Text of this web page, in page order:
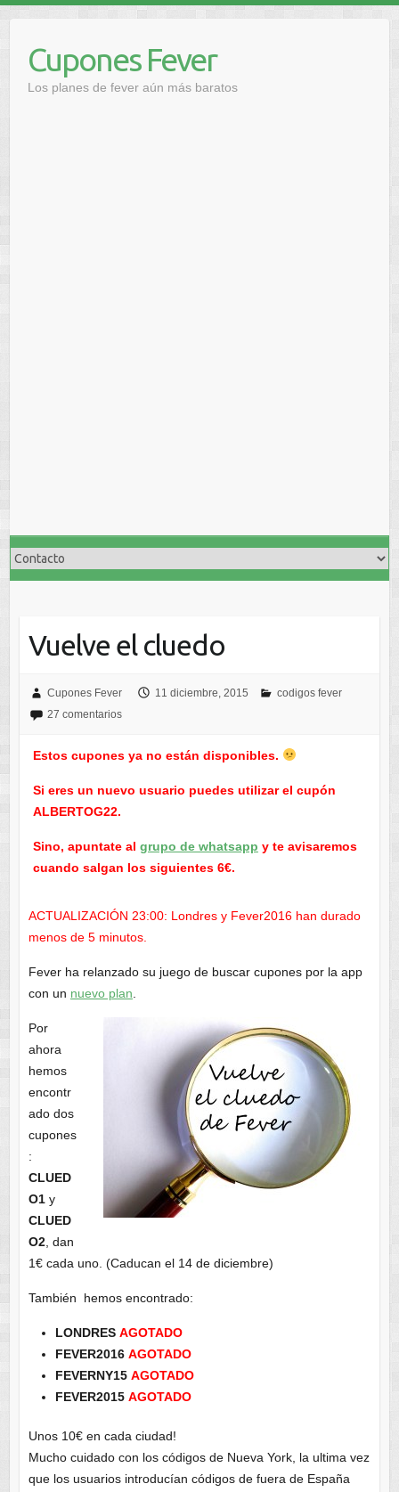
contenidoCupones Fever
Los planes de fever aún más baratos
Vuelve el cluedo
Cupones Fever 11 diciembre, 2015
codigos fever
27 comentarios
Estos cupones ya no están disponibles.
Si eres un nuevo usuario puedes utilizar el cupón
ALBERTOG22.
Sino, apuntate al grupo de whatsapp y te avisaremos
cuando salgan los siguientes 6€.
ACTUALIZACIÓN 23:00: Londres y Fever2016 han durado
menos de 5 minutos.
Fever ha relanzado su juego de buscar cupones por la app
con un nuevo plan
Por
ahora
hemos
encontr
ado dos
cupones
:
CLUED
O1y
CLUED
O2, dan
1€ cada uno. (Caducan el 14 de diciembre)
También hemos encontrado:
LONDRES AGOTADO
FEVER2016 AGOTADO
FEVERNY15 AGOTADO
FEVER2015 AGOTADO
Unos 10€ en cada ciudad!
Mucho cuidado con los códigos de Nueva York, la ultima vez
que los usuarios introducían códigos de fuera de España